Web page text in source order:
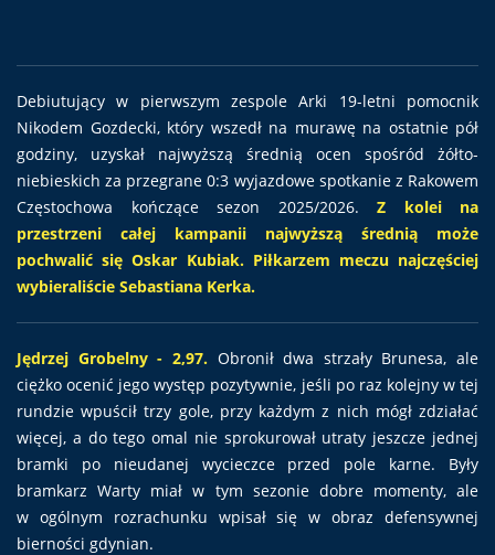
Debiutujący w pierwszym zespole Arki 19-letni pomocnik
Nikodem Gozdecki, który wszedł na murawę na ostatnie pół
godziny, uzyskał najwyższą średnią ocen spośród żółto-
niebieskich za przegrane 0:3 wyjazdowe spotkanie z Rakowem
Częstochowa kończące sezon 2025/2026. Z kolei na
przestrzeni całej kampanii najwyższą średnią może
pochwalić się Oskar Kubiak. Piłkarzem meczu najczęściej
wybieraliście Sebastiana Kerka.
Jędrzej Grobelny - 2,97.Obronił dwa strzały Brunesa, ale
ciężko ocenić jego występ pozytywnie, jeśli po raz kolejny w tej
rundzie wpuścił trzy gole, przy każdym z nich mógł zdziałać
więcej, a do tego omal nie sprokurował utraty jeszcze jednej
bramki po nieudanej wycieczce przed pole karne. Były
bramkarz Warty miał w tym sezonie dobre momenty, ale
w ogólnym rozrachunku wpisał się w obraz defensywnej
bierności gdynian.